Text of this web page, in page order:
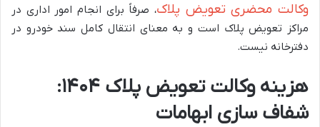
وکالت محضری تعویض پلاک، صرفاً برای انجام امور اداری در
مراکز تعویض پلاک است و به معنای انتقال کامل سند خودرو در
دفترخانه نیست.
هزینه وکالت تعویض پلاک ۱۴۰۴:
شفاف سازی ابهامات